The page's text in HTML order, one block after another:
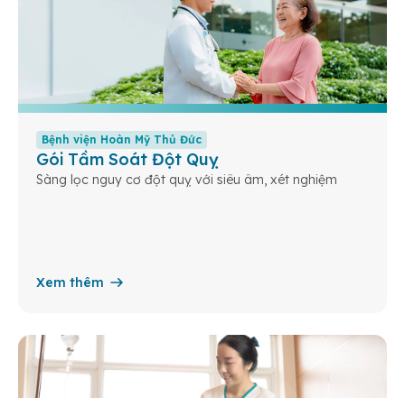
Bệnh viện Hoàn Mỹ Thủ Đức
Gói Tầm Soát Đột Quỵ
Sàng lọc nguy cơ đột quỵ với siêu âm, xét nghiệm
Xem thêm